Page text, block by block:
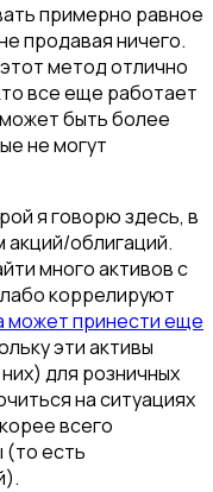
примерно равное
продавая ничего.
метод отлично
все еще работает
быть более
не могут
я говорю здесь, в
облигаций.
много активов с
коррелируют
может принести еще
эти активы
для розничных
на ситуациях
всего
(то есть